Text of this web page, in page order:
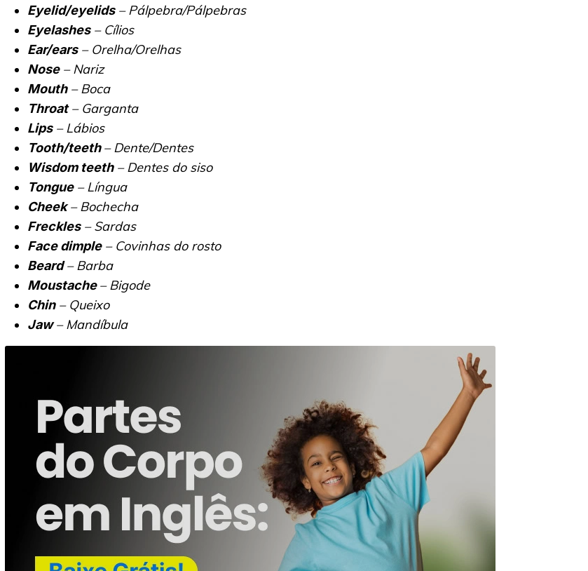
Eyelid/eyelids– Pálpebra/Pálpebras
Eyelashes– Cílios
Ear/ears– Orelha/Orelhas
Nose– Nariz
Mouth– Boca
Throat– Garganta
Lips– Lábios
Tooth/teeth– Dente/Dentes
Wisdom teeth– Dentes do siso
Tongue– Língua
Cheek– Bochecha
Freckles– Sardas
Face dimple– Covinhas do rosto
Beard– Barba
Moustache– Bigode
Chin– Queixo
Jaw– Mandíbula